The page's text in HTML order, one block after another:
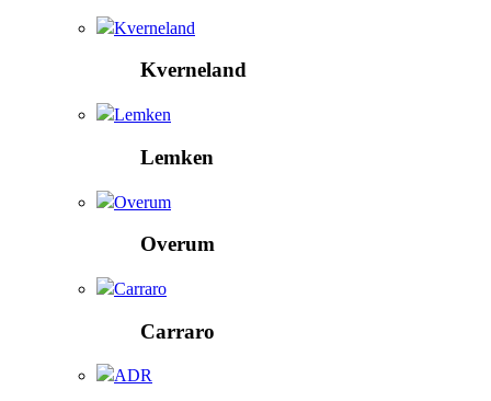
Kverneland
Kverneland
Lemken
Lemken
Overum
Overum
Carraro
Carraro
ADR